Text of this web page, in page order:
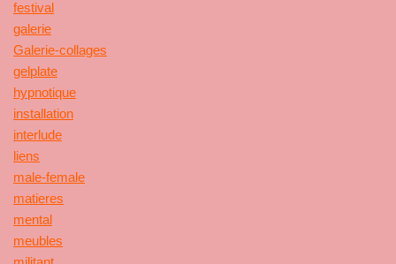
festival
galerie
Galerie-collages
gelplate
hypnotique
installation
interlude
liens
male-female
matieres
mental
meubles